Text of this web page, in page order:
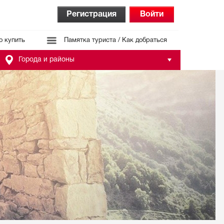
Регистрация Войти
купить Памятка туриста / Как добраться
Города и районы